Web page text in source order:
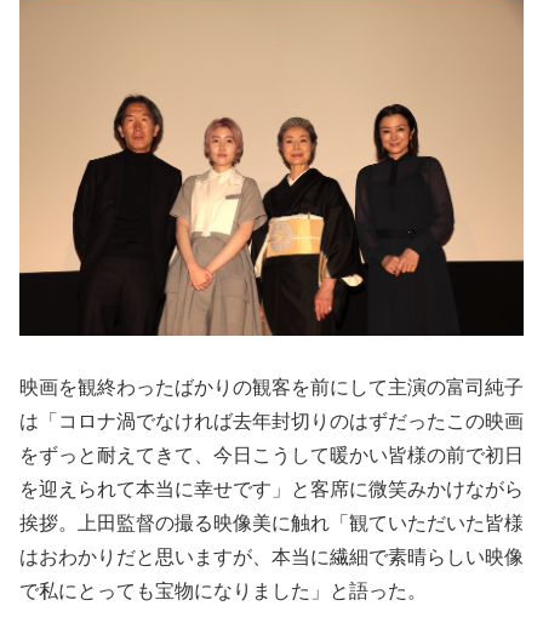
映画を観終わったばかりの観客を前にして主演の富司純子
は「コロナ渦でなければ去年封切りのはずだったこの映画
をずっと耐えてきて、今日こうして暖かい皆様の前で初日
を迎えられて本当に幸せです」と客席に微笑みかけながら
挨拶。上田監督の撮る映像美に触れ「観ていただいた皆様
はおわかりだと思いますが、本当に繊細で素晴らしい映像
で私にとっても宝物になりました」と語った。